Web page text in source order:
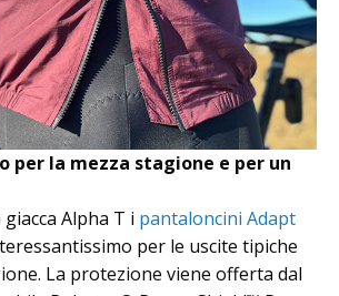
per la mezza stagione e per un
Alpha T i pantaloncini Adapt
per le uscite tipiche
La protezione viene offerta dal